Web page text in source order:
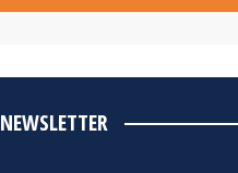
NEWSLETTER